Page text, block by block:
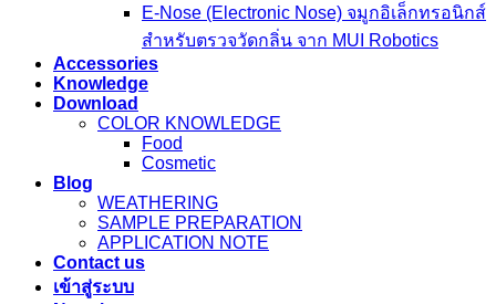
E‑Nose (Electronic Nose) จมูกอิเล็กทรอนิกส์
สำหรับตรวจวัดกลิ่น จาก MUI Robotics
Accessories
Knowledge
Download
COLOR KNOWLEDGE
Food
Cosmetic
Blog
WEATHERING
SAMPLE PREPARATION
APPLICATION NOTE
Contact us
เข้าสู่ระบบ